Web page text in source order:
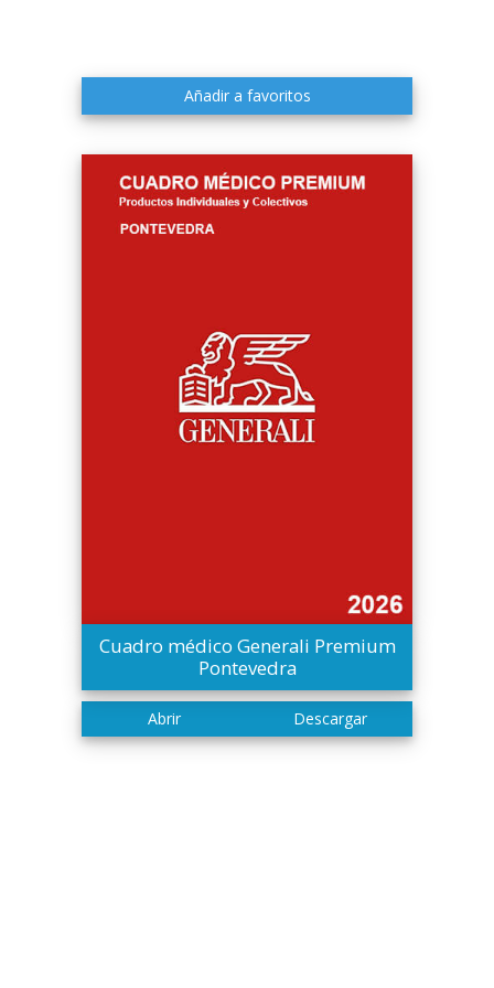
Cuadro médico Generali Premium
Pontevedra